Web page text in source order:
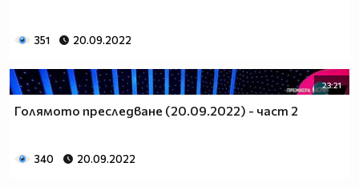
351 20.09.2022
23:21
Голямото преследване (20.09.2022) - част 2
340 20.09.2022